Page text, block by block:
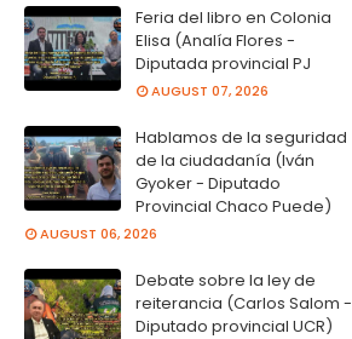
Feria del libro en Colonia
Elisa (Analía Flores -
Diputada provincial PJ
AUGUST 07, 2026
Hablamos de la seguridad
de la ciudadanía (Iván
Gyoker - Diputado
Provincial Chaco Puede)
AUGUST 06, 2026
Debate sobre la ley de
reiterancia (Carlos Salom -
Diputado provincial UCR)